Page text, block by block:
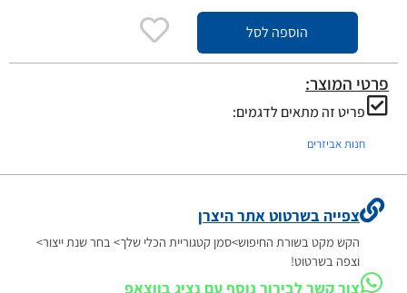
הוספה לסל
פרטי המוצר:
פריט זה מתאים לדגמים:
חנות אביזרים
צפייה בשרטוט אתר היצרן
הקש מקט בשורת החיפוש>סמן קטגוריית הכלי שלך> בחר שנת ייצור>
וצפה בשרטוט!
צור קשר לבירור נוסף עם נציג בווצאפ